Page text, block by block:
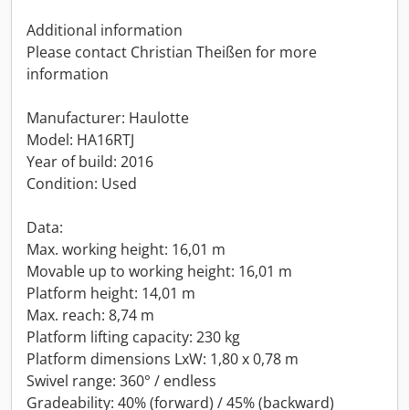
Additional information
Please contact Christian Theißen for more
information
Manufacturer: Haulotte
Model: HA16RTJ
Year of build: 2016
Condition: Used
Data:
Max. working height: 16,01 m
Movable up to working height: 16,01 m
Platform height: 14,01 m
Max. reach: 8,74 m
Platform lifting capacity: 230 kg
Platform dimensions LxW: 1,80 x 0,78 m
Swivel range: 360° / endless
Gradeability: 40% (forward) / 45% (backward)